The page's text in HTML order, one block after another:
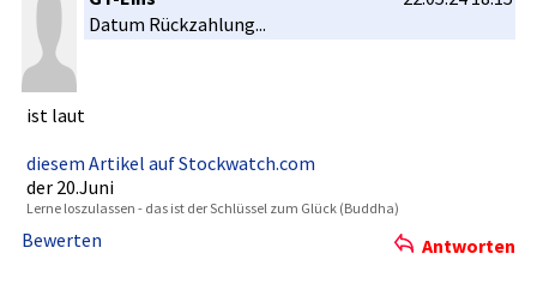
Datum Rückzahlun­g...
ist laut
diesem Artikel auf Stockwatch­.com
der 20.Juni
Lerne loszulasse­n - das ist der Schlüssel zum Glück (Buddha)
Bewerten Antworten